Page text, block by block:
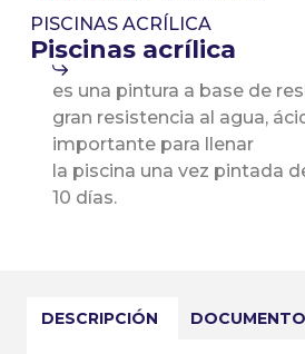
PISCINAS ACRÍLICA
Piscinas acrílica
es una pintura a base de
gran resistencia al agua,
importante para llenar
la piscina una vez pintada
10 días.
DESCRIPCIÓN